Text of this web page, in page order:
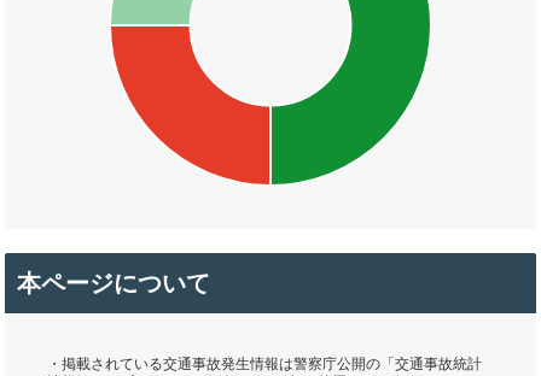
本ページについて
・掲載されている交通事故発生情報は警察庁公開の「交通事故統計